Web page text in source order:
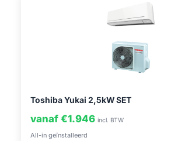
Toshiba Yukai 2,5kW SET
vanaf €1.946 incl. BTW
All-in geïnstalleerd